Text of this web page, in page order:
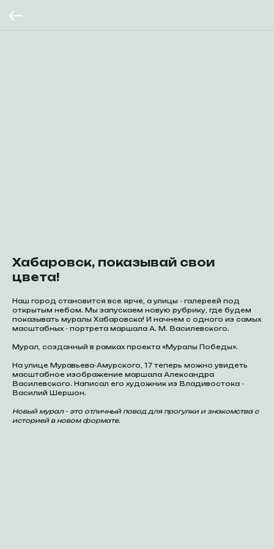
Хабаровск, показывай свои
цвета!
Наш город становится все ярче, а улицы - галереей под
открытым небом. Мы запускаем новую рубрику, где будем
показывать муралы Хабаровска! И начнем с одного из самых
масштабных - портрета маршала А. М. Василевского.
Мурал, созданный в рамках проекта «Муралы Победы».
На улице Муравьева-Амурского, 17 теперь можно увидеть
масштабное изображение маршала Александра
Василевского. Написал его художник из Владивостока -
Василий Шершон.
Новый мурал - это отличный повод для прогулки и знакомства с
историей в новом формате.